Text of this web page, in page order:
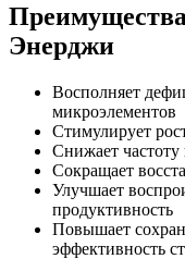
Энерджи
Восполняет
микроэлементов
Стимулирует
Снижает частоту
Сокращает
Улучшает
продуктивность
Повышает
эффективность